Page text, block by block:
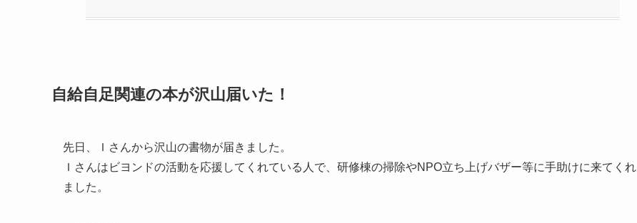
自給自足関連の本が沢山届いた！
先日、Ｉさんから沢山の書物が届きました。
Ｉさんはビヨンドの活動を応援してくれている人で、研修棟の掃除やNPO立ち上げバザー等に手助けに来てくれ
ました。